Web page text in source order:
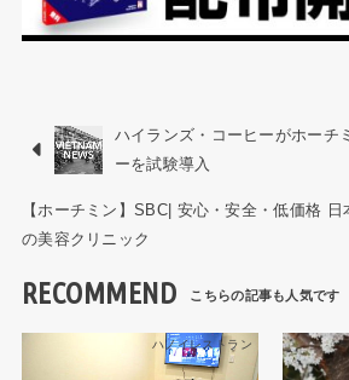
ハイランズ・コーヒーがホーチ
ーを試験導入
【ホーチミン】SBC| 安心・安全・低価格 日
の美容クリニック
RECOMMEND
ハノイレストラン